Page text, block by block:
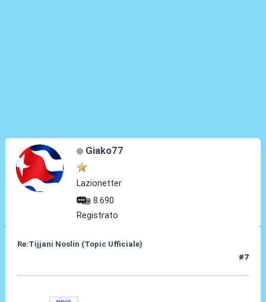
Giako77
Lazionetter
8.690
Registrato
Re:Tijjani Noslin (Topic Ufficiale)
#7